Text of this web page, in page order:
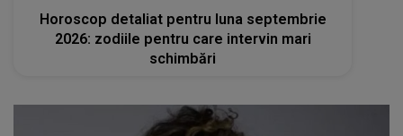
Horoscop detaliat pentru luna septembrie
2026: zodiile pentru care intervin mari
schimbări